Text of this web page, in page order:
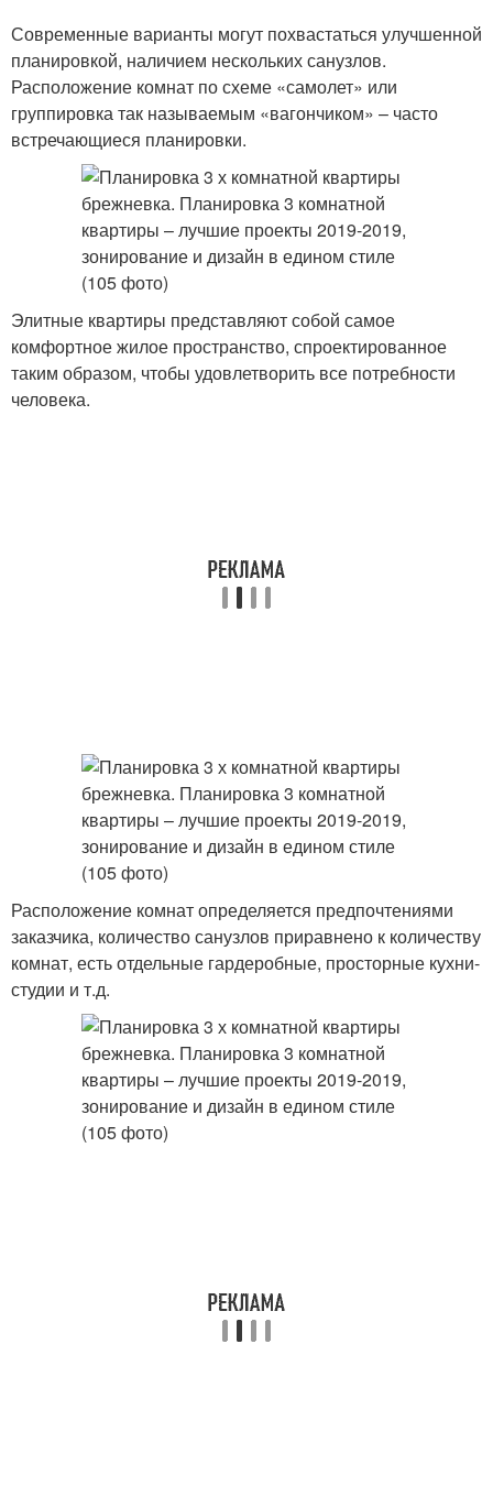
Современные варианты могут похвастаться улучшенной
планировкой, наличием нескольких санузлов.
Расположение комнат по схеме «самолет» или
группировка так называемым «вагончиком» – часто
встречающиеся планировки.
Элитные квартиры представляют собой самое
комфортное жилое пространство, спроектированное
таким образом, чтобы удовлетворить все потребности
человека.
Расположение комнат определяется предпочтениями
заказчика, количество санузлов приравнено к количеству
комнат, есть отдельные гардеробные, просторные кухни-
студии и т.д.